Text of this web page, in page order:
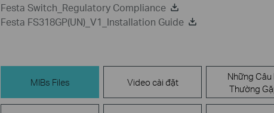
Festa Switch_Regulatory Compliance
Festa FS318GP(UN)_V1_Installation Guide
MIBs Files Video cài đặt
Những Câu
Thường